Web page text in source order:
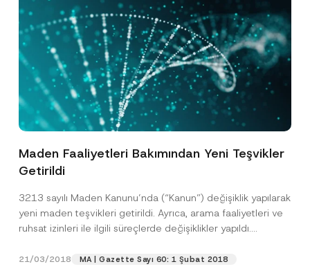
Maden Faaliyetleri Bakımından Yeni Teşvikler
Getirildi
3213 sayılı Maden Kanunu’nda (“Kanun”) değişiklik yapılarak
yeni maden teşvikleri getirildi. Ayrıca, arama faaliyetleri ve
ruhsat izinleri ile ilgili süreçlerde değişiklikler yapıldı.
21/03/2018 MA | Gazette Sayı 60: 1 Şubat 2018
A
p
Soyad *